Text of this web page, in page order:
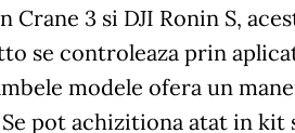
3 si DJI Ronin S,
se controleaza prin
modele ofera un
pot achizitiona atat in kit